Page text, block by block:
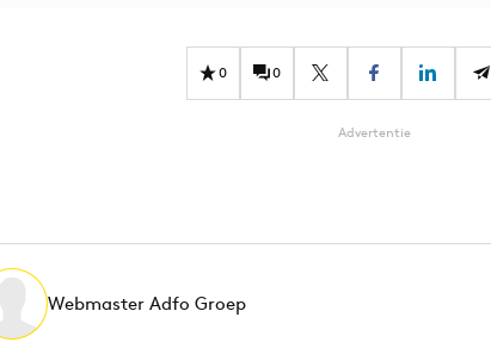
0 0
Advertentie
Webmaster Adfo Groep